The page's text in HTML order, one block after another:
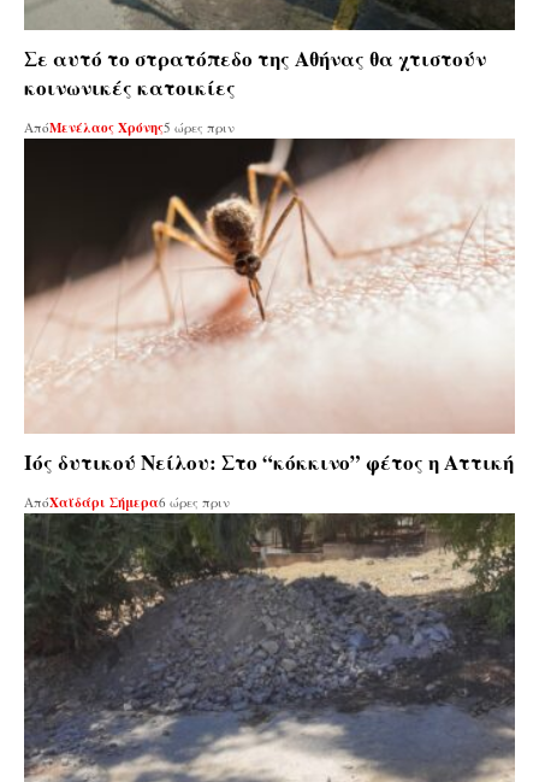
Σε αυτό το στρατόπεδο της Αθήνας θα χτιστούν
κοινωνικές κατοικίες
ΑπόΜενέλαος Χρόνης5 ώρες πριν
Ιός δυτικού Νείλου: Στο “κόκκινο” φέτος η Αττική
ΑπόΧαϊδάρι Σήμερα6 ώρες πριν